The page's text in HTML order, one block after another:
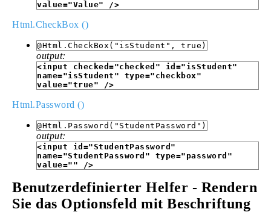
value="Value" />
Html.CheckBox ()
@Html.CheckBox("isStudent", true)
output:
<input checked="checked" id="isStudent"
name="isStudent" type="checkbox"
value="true" />
Html.Password ()
@Html.Password("StudentPassword")
output:
<input id="StudentPassword"
name="StudentPassword" type="password"
value="" />
Benutzerdefinierter Helfer - Rendern
Sie das Optionsfeld mit Beschriftung